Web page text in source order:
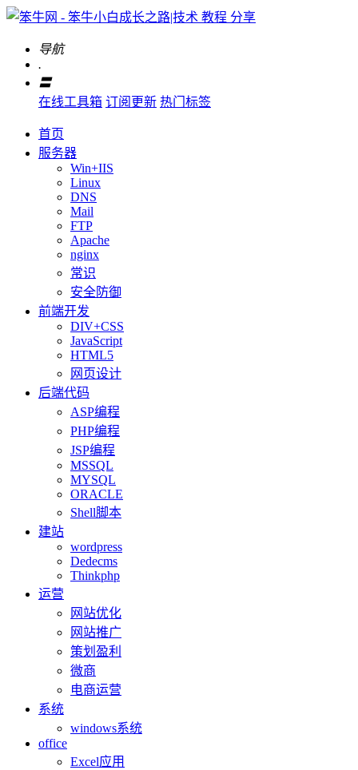
导航
.
〓
在线工具箱 订阅更新 热门标签
首页
服务器
Win+IIS
Linux
DNS
Mail
FTP
Apache
nginx
常识
安全防御
前端开发
DIV+CSS
JavaScript
HTML5
网页设计
后端代码
ASP编程
PHP编程
JSP编程
MSSQL
MYSQL
ORACLE
Shell脚本
建站
wordpress
Dedecms
Thinkphp
运营
网站优化
网站推广
策划盈利
微商
电商运营
系统
windows系统
office
Excel应用